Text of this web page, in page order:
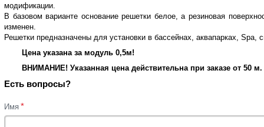
модификации.
В базовом варианте основание решетки белое, а резиновая
изменен.
Решетки предназначены для установки в бассейнах, аквапарках, Spa,
Цена указана за модуль 0,5м!
ВНИМАНИЕ! Указанная цена действительна при заказе от 50 м.
Есть вопросы?
Имя *